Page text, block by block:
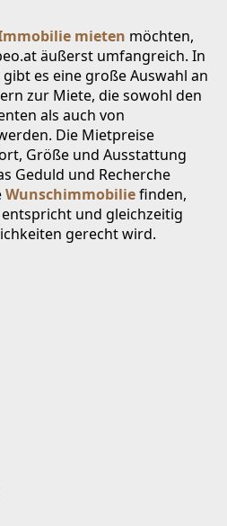
mieten möchten,
äußerst umfangreich. In
es eine große Auswahl an
zur Miete, die sowohl den
als auch von
Die Mietpreise
Größe und Ausstattung
Geduld und Recherche
Wunschimmobiliefinden,
und gleichzeitig
gerecht wird.